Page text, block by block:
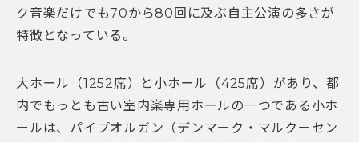
ク音楽だけでも70から80回に及ぶ自主公演の多さが
特徴となっている。
大ホール（1252席）と小ホール（425席）があり、都
内でもっとも古い室内楽専用ホールの一つである小ホ
ールは、パイプオルガン（デンマーク・マルクーセン